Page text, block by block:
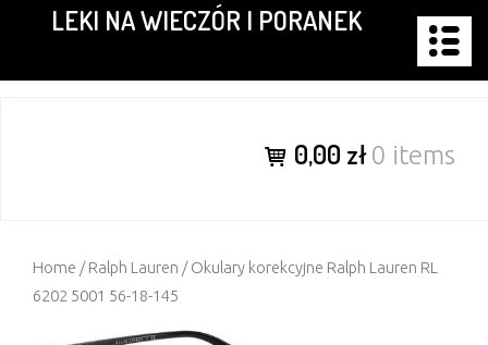
content
LEKI NA WIECZÓR I PORANEK
0,00 zł0 items
Home /Ralph Lauren / Okulary korekcyjne Ralph Lauren RL
6202 5001 56-18-145